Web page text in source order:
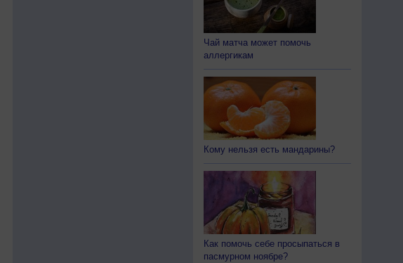
Чай матча может помочь
аллергикам
Кому нельзя есть мандарины?
Как помочь себе просыпаться в
пасмурном ноябре?